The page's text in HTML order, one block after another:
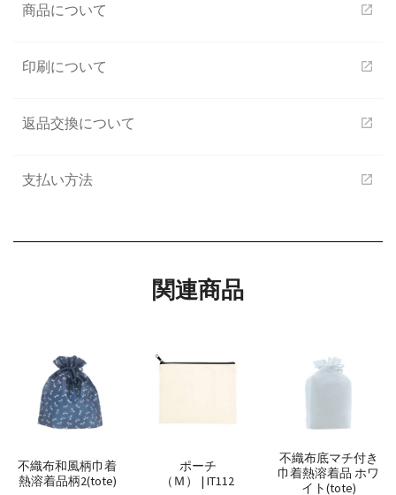
商品について open_in_new
印刷について open_in_new
返品交換について open_in_new
支払い方法 open_in_new
関連商品
不織布和風柄巾着
熱溶着品柄2(tote)
ポーチ
（Ｍ） | IT112
不織布底マチ付き
巾着熱溶着品 ホワ
イト(tote)